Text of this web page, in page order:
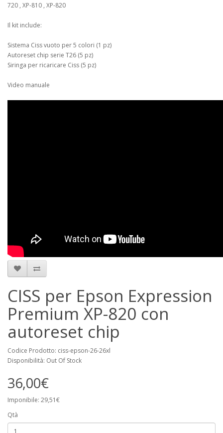
720 , XP-810 , XP-820
Il kit include:
Sistema Ciss vuoto per 5 colori (1 pz)
Autoreset chip serie T26 (5 pz)
Siringa per ricaricare Ciss (5 pz)
Video manuale
CISS per Epson Expression
Premium XP-820 con
autoreset chip
Codice Prodotto: ciss-epson-26-26xl
Disponibilità: Out Of Stock
36,00€
Imponibile: 29,51€
Qtà